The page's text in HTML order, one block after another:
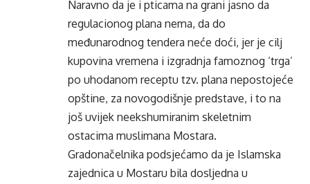
Naravno da je i pticama na grani jasno da
regulacionog plana nema, da do
međunarodnog tendera neće doći, jer je cilj
kupovina vremena i izgradnja famoznog ‘trga’
po uhodanom receptu tzv. plana nepostojeće
opštine, za novogodišnje predstave, i to na
još uvijek neekshumiranim skeletnim
ostacima muslimana Mostara.
Gradonačelnika podsjećamo da je Islamska
zajednica u Mostaru bila dosljedna u